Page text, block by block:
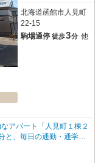
北海道函館市人見町
22-15
駒場通停 徒歩3分 他
アパート「人見町１棟２
と、毎日の通勤・通学に
稼働中で、年間想定収入
件です。2LDKと3LDKの